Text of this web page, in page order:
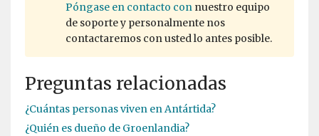
Póngase en contacto con nuestro equipo
de soporte y personalmente nos
contactaremos con usted lo antes posible.
Preguntas relacionadas
¿Cuántas personas viven en Antártida?
¿Quién es dueño de Groenlandia?